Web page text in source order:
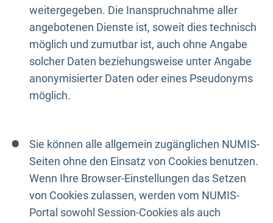
weitergegeben. Die Inanspruchnahme aller
angebotenen Dienste ist, soweit dies technisch
möglich und zumutbar ist, auch ohne Angabe
solcher Daten beziehungsweise unter Angabe
anonymisierter Daten oder eines Pseudonyms
möglich.
Sie können alle allgemein zugänglichen NUMIS-
Seiten ohne den Einsatz von Cookies benutzen.
Wenn Ihre Browser-Einstellungen das Setzen
von Cookies zulassen, werden vom NUMIS-
Portal sowohl Session-Cookies als auch